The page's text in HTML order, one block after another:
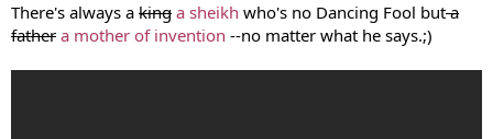
There's always a king a sheikh who's no Dancing Fool buta
father a mother of invention --no matter what he says.;)